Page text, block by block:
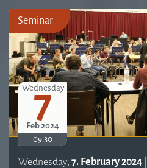
Seminar
Wednesday
7
Feb 2024
09:30
Wednesday, 7. February 2024